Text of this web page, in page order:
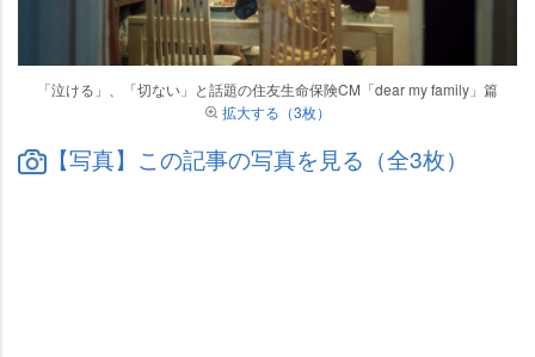
「泣ける」、「切ない」と話題の住友生命保険CM「dear my family」篇
拡大する（3枚）
【写真】この記事の写真を見る（全3枚）